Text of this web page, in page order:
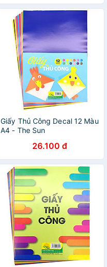
Vẽ Tranh Nhận Biết Hoạ Cụ -
EN042
Giấy Thủ Công Decal 12 Màu
A4 - The Sun
26.100 đ